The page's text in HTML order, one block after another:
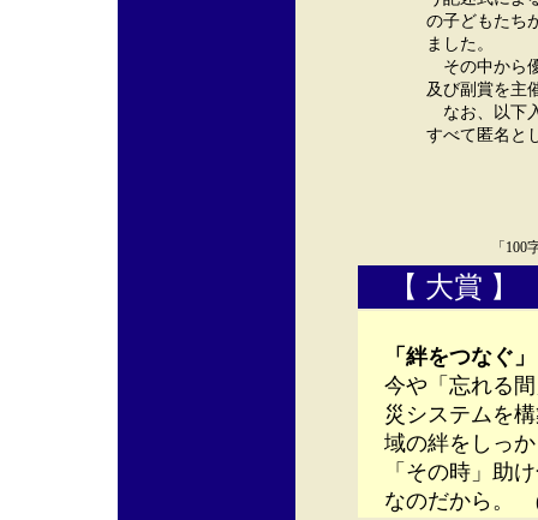
の子どもたち
ました。
その中から
及び副賞を主
なお、以下
すべて匿名と
「
【 大賞 】
「絆をつなぐ」
今や「忘れる
災システムを
域の絆をしっ
「その時」助
なのだから。